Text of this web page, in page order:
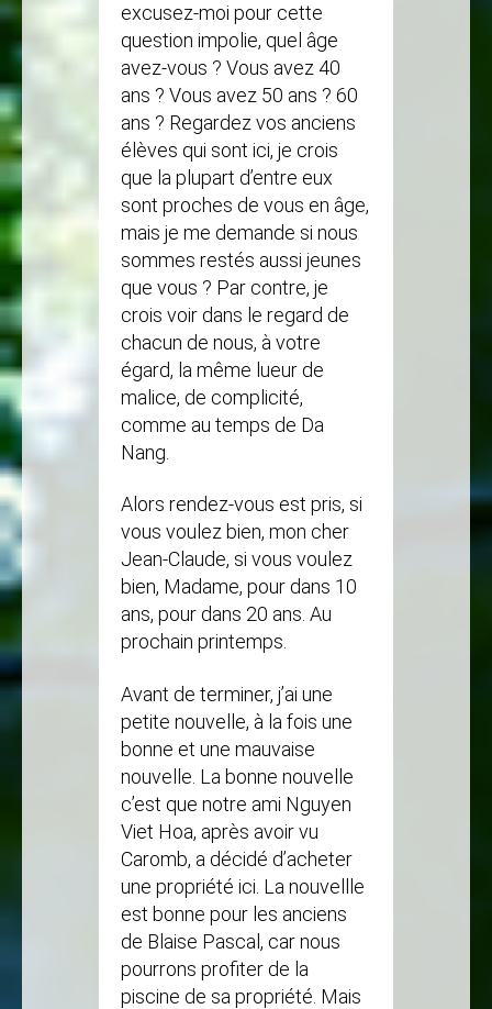
excusez-moi pour cette
question impolie, quel âge
avez-vous ? Vous avez 40
ans ? Vous avez 50 ans ? 60
ans ? Regardez vos anciens
élèves qui sont ici, je crois
que la plupart d’entre eux
sont proches de vous en âge,
mais je me demande si nous
sommes restés aussi jeunes
que vous ? Par contre, je
crois voir dans le regard de
chacun de nous, à votre
égard, la même lueur de
malice, de complicité,
comme au temps de Da
Nang.
Alors rendez-vous est pris, si
vous voulez bien, mon cher
Jean-Claude, si vous voulez
bien, Madame, pour dans 10
ans, pour dans 20 ans. Au
prochain printemps.
Avant de terminer, j’ai une
petite nouvelle, à la fois une
bonne et une mauvaise
nouvelle. La bonne nouvelle
c’est que notre ami Nguyen
Viet Hoa, après avoir vu
Caromb, a décidé d’acheter
une propriété ici. La nouvellle
est bonne pour les anciens
de Blaise Pascal, car nous
pourrons profiter de la
piscine de sa propriété. Mais